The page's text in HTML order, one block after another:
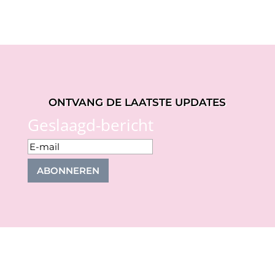
ONTVANG DE LAATSTE UPDATES
Geslaagd-bericht
ABONNEREN